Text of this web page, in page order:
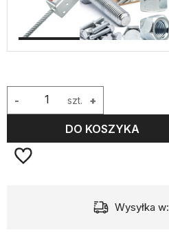
szt. +
-
DO KOSZYKA
Wysyłka w: